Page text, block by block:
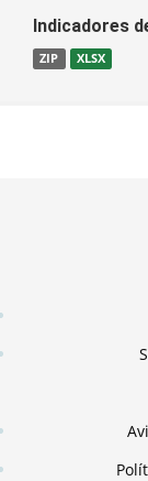
Indicadores
ZIP XLSX